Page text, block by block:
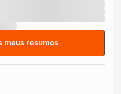
meus resumos